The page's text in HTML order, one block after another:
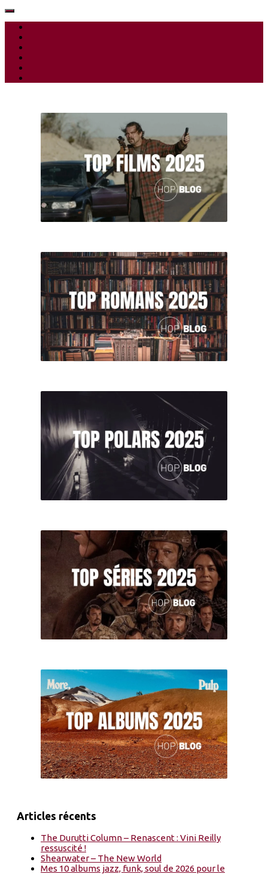
Articles récents
The Durutti Column – Renascent : Vini Reilly
ressuscité !
Shearwater – The New World
Mes 10 albums jazz, funk, soul de 2026 pour le